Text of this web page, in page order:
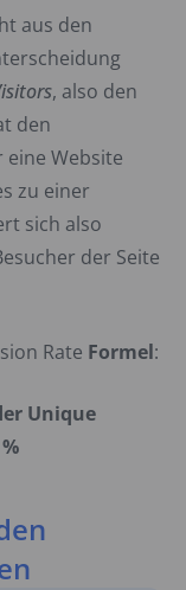
aus den
, also den
den
Website
zu einer
sich also
der Seite
Rate Formel:
Unique